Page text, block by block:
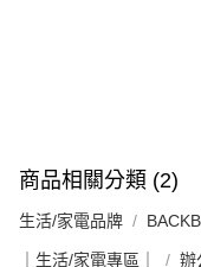
商品相關分類 (2)
生活/家電品牌
｜生活/家電專區｜ 辦